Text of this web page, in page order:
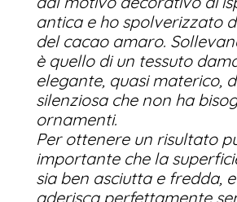
antica e ho spolverizzato
del cacao amaro.
è quello di un tessuto
elegante, quasi materico,
silenziosa che non ha
ornamenti.
Per ottenere un risultato
importante che la
sia ben asciutta e fredda,
aderisca perfettamente